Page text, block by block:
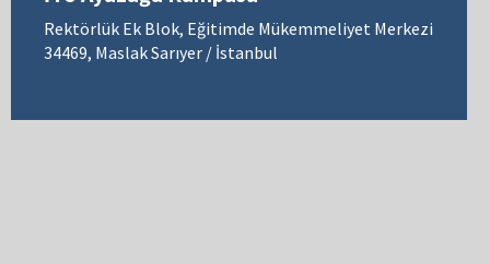
Rektörlük Ek Blok, Eğitimde Mükemmeliyet Merkezi
34469, Maslak Sarıyer / İstanbul